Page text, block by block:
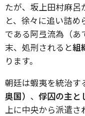
たが、坂上田村麻呂
と、徐々に追い詰め
である阿弖流為（
末、処刑されると組
ります。
朝廷は蝦夷を統治す
奥国） 、 俘囚の主と
上に中央から派遣